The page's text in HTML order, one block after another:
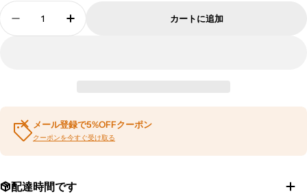
数
量
待合室ソファーセット ポリエステル生地 シッ
待合室ソファーセット ポリエステル
カートに追加
メール登録で5%OFFクーポン
クーポンを今すぐ受け取る
配達時間です